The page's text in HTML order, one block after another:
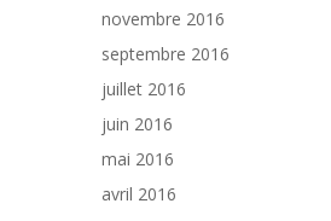
novembre 2016
septembre 2016
juillet 2016
juin 2016
mai 2016
avril 2016